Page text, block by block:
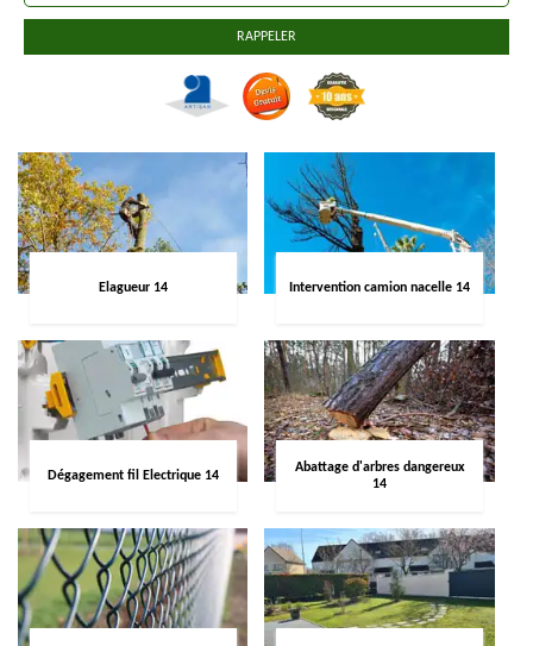
Elagueur 14 Intervention camion nacelle 14
Dégagement fil Electrique 14
Abattage d'arbres dangereux
14